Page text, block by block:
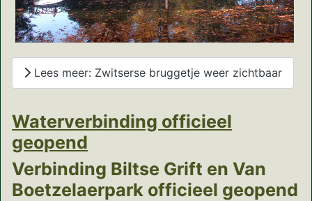
Lees meer: Zwitserse bruggetje weer zichtbaar
Waterverbinding officieel
geopend
Verbinding Biltse Grift en Van
Boetzelaerpark officieel geopend